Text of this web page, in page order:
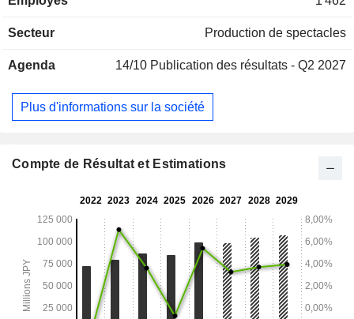
vente de téléfilms, ainsi que la production et le montage de
satellites de communication (CS) et à la télévision par câble
comprend la conception, la production et la représentation
production, la vente et la location de costumes de scène,
ainsi que la production et la vente d’accessoires de scène,
de biens immobiliers détenus en propre. Les autres activités
Secteur Production de spectacles
Agenda 14/10 Publication des résultats - Q2 2027
Plus d'informations sur la société
Compte de Résultat et Estimations